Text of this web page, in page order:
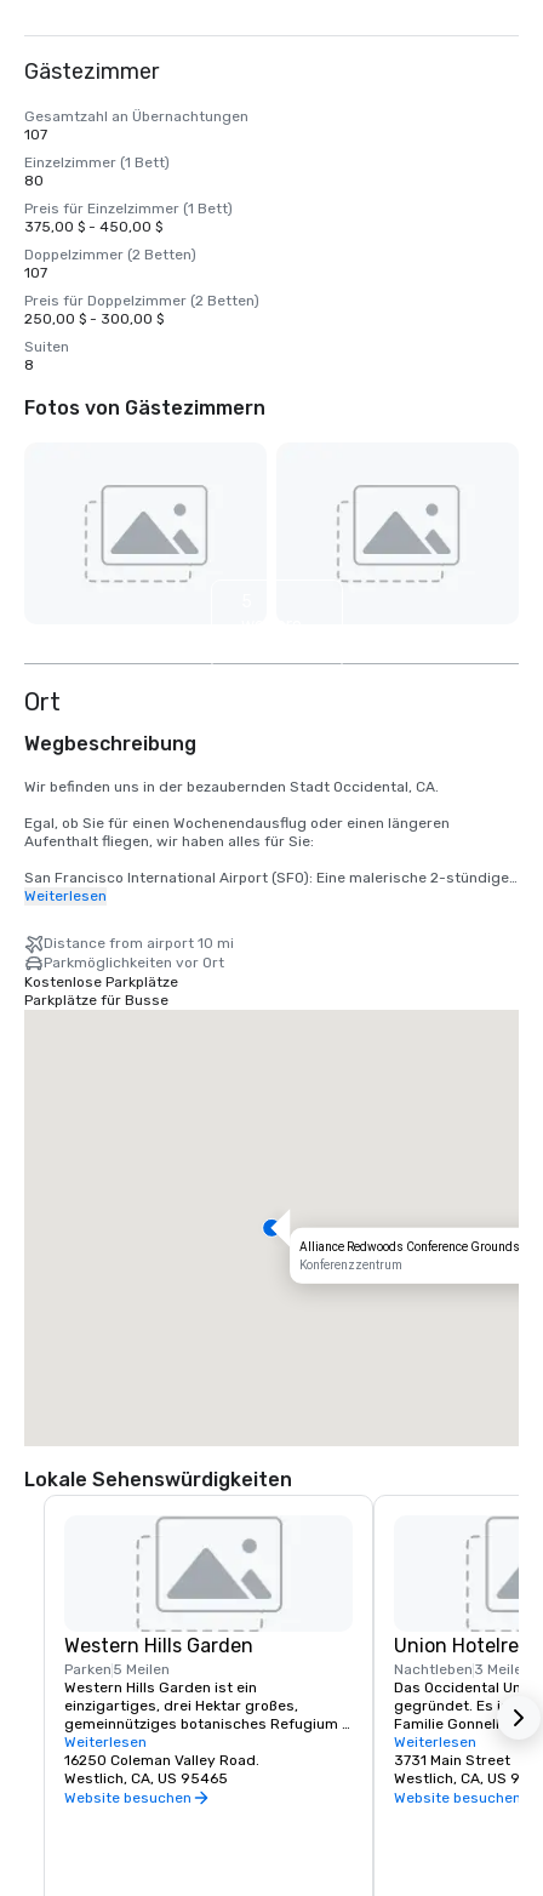
Gästezimmer
Gesamtzahl an Übernachtungen
107
Einzelzimmer (1 Bett)
80
Preis für Einzelzimmer (1 Bett)
375,00 $ - 450,00 $
Doppelzimmer (2 Betten)
107
Preis für Doppelzimmer (2 Betten)
250,00 $ - 300,00 $
Suiten
8
Fotos von Gästezimmern
Ort
Wegbeschreibung
Wir befinden uns in der bezaubernden Stadt Occidental, CA.
Egal, ob Sie für einen Wochenendausflug oder einen längeren
Aufenthalt fliegen, wir haben alles für Sie:
San Francisco International Airport (SFO): Eine malerische 2-stündige
Fahrt bringt Sie von der Ankunft zur Entspannung.
Santa Rosa's Charles M. Schulz — Sonoma County Airport (STS): Nur 35
Minuten von unserer Haustür entfernt — der schnellste Weg zu Ihrem
rustikalen Rückzugsort.
Weiterlesen
Distance from airport 10 mi
Parkmöglichkeiten vor Ort
Kostenlose Parkplätze
Parkplätze für Busse
Alliance Redwoods Conference Grounds
Konferenzzentrum
Lokale Sehenswürdigkeiten
Western Hills Garden
Parken 5 Meilen
Western Hills Garden ist ein
einzigartiges, drei Hektar großes,
gemeinnütziges botanisches Refugium
in Occidental, Kalifornien, das eine
sensorische Explosion von Texturen,
Farben, Formen und Klängen bietet. Es
ist ein beeindruckendes Beispiel für
Weiterlesen
16250 Coleman Valley Road.
Westlich, CA, US 95465
Website besuchen
Union
Nachtleben 3 Meilen
Das Occidental
gegründet. Es ist
Familie Gonnella.
Gebäude beherbergt
Salon, einen
Ballroom. Das Café
um 6 Uhr und
Weiterlesen
3731 Main Street
Westlich, CA, US
Website besuchen